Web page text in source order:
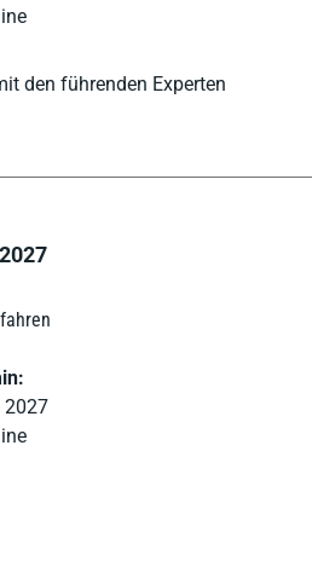
den führenden Experten
2027